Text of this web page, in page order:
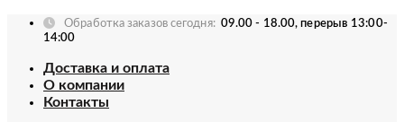
Skip
Обработка заказов сегодня: 09.00 - 18.00, перерыв 13:00-
14:00
Доставка и оплата
О компании
Контакты